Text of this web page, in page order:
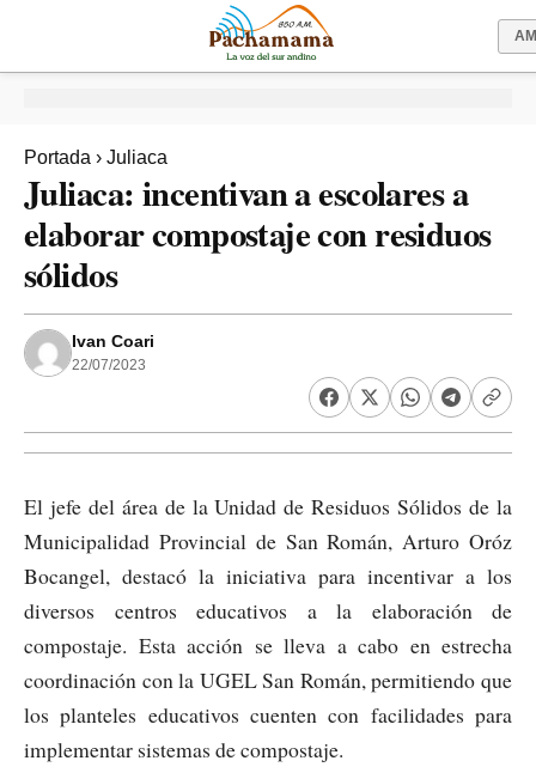
Portada › Juliaca
Juliaca: incentivan a escolares a
elaborar compostaje con residuos
sólidos
Ivan Coari
22/07/2023
El jefe del área de la Unidad de Residuos Sólidos de la
Municipalidad Provincial de San Román, Arturo Oróz
Bocangel, destacó la iniciativa para incentivar a los
diversos centros educativos a la elaboración de
compostaje. Esta acción se lleva a cabo en estrecha
coordinación con la UGEL San Román, permitiendo que
los planteles educativos cuenten con facilidades para
implementar sistemas de compostaje.